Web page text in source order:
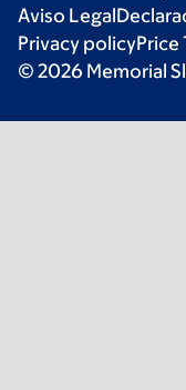
Aviso Legal
Privacy policyPrice
© 2026 Memorial